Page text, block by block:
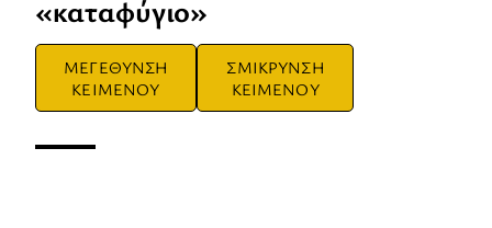
«καταφύγιο»
ΜΕΓΕΘΥΝΣΗ
ΚΕΙΜΕΝΟΥ
ΣΜΙΚΡΥΝΣΗ
ΚΕΙΜΕΝΟΥ